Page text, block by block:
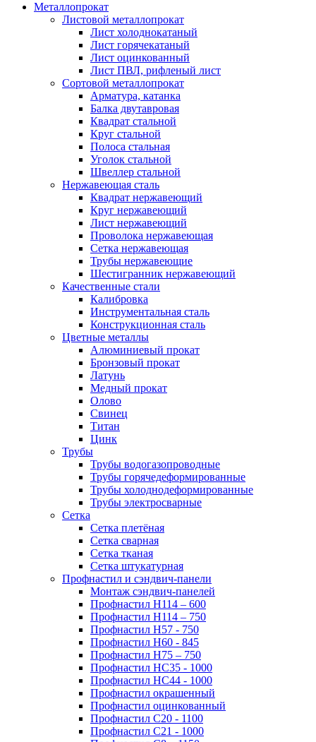
Металлопрокат
Листовой металлопрокат
Лист холоднокатаный
Лист горячекатаный
Лист оцинкованный
Лист ПВЛ, рифленый лист
Сортовой металлопрокат
Арматура, катанка
Балка двутавровая
Квадрат стальной
Круг стальной
Полоса стальная
Уголок стальной
Швеллер стальной
Нержавеющая сталь
Квадрат нержавеющий
Круг нержавеющий
Лист нержавеющий
Проволока нержавеющая
Сетка нержавеющая
Трубы нержавеющие
Шестигранник нержавеющий
Качественные стали
Калибровка
Инструментальная сталь
Конструкционная сталь
Цветные металлы
Алюминиевый прокат
Бронзовый прокат
Латунь
Медный прокат
Олово
Свинец
Титан
Цинк
Трубы
Трубы водогазопроводные
Трубы горячедеформированные
Трубы холоднодеформированные
Трубы электросварные
Сетка
Сетка плетёная
Сетка сварная
Сетка тканая
Сетка штукатурная
Профнастил и сэндвич-панели
Монтаж сэндвич-панелей
Профнастил Н114 – 600
Профнастил Н114 – 750
Профнастил Н57 - 750
Профнастил Н60 - 845
Профнастил Н75 – 750
Профнастил НС35 - 1000
Профнастил НС44 - 1000
Профнастил окрашенный
Профнастил оцинкованный
Профнастил С20 - 1100
Профнастил С21 - 1000